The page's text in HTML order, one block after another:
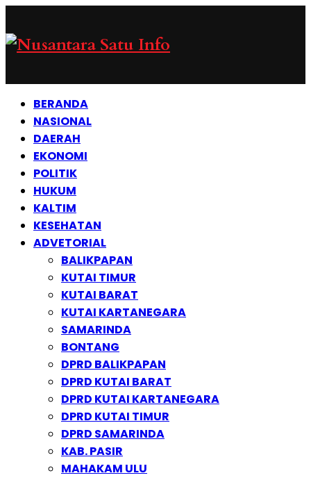
BERANDA
NASIONAL
DAERAH
EKONOMI
POLITIK
HUKUM
KALTIM
KESEHATAN
ADVETORIAL
BALIKPAPAN
KUTAI TIMUR
KUTAI BARAT
KUTAI KARTANEGARA
SAMARINDA
BONTANG
DPRD BALIKPAPAN
DPRD KUTAI BARAT
DPRD KUTAI KARTANEGARA
DPRD KUTAI TIMUR
DPRD SAMARINDA
KAB. PASIR
MAHAKAM ULU